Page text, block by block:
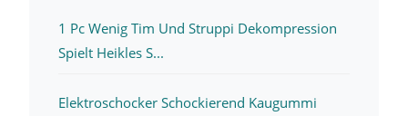
1 Pc Wenig Tim Und Struppi Dekompression
Spielt Heikles S...
Elektroschocker Schockierend Kaugummi